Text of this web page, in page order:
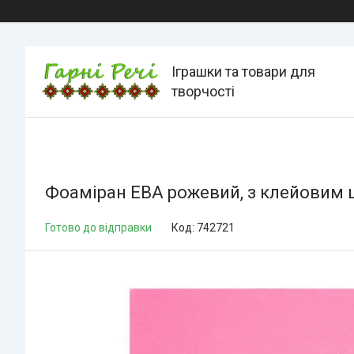
Іграшки та товари для
творчості
Фоаміран ЕВА рожевий, з клейовим
Готово до відправки Код: 742721